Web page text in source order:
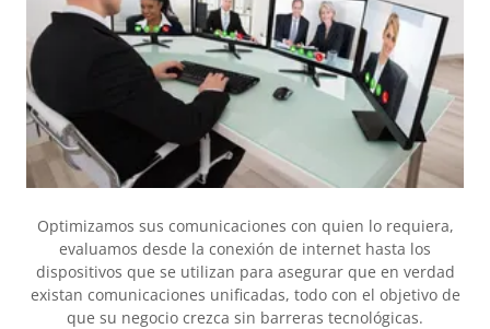
Optimizamos sus comunicaciones con quien lo requiera,
evaluamos desde la conexión de internet hasta los
dispositivos que se utilizan para asegurar que en verdad
existan comunicaciones unificadas, todo con el objetivo de
que su negocio crezca sin barreras tecnológicas.